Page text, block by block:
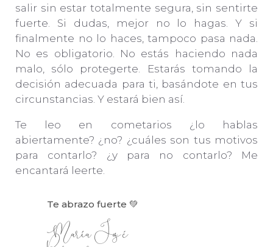
salir sin estar totalmente segura, sin sentirte
fuerte. Si dudas, mejor no lo hagas. Y si
finalmente no lo haces, tampoco pasa nada.
No es obligatorio. No estás haciendo nada
malo, sólo protegerte. Estarás tomando la
decisión adecuada para ti, basándote en tus
circunstancias. Y estará bien así.
Te leo en cometarios ¿lo hablas
abiertamente? ¿no? ¿cuáles son tus motivos
para contarlo? ¿y para no contarlo? Me
encantará leerte.
Te abrazo fuerte 💚
María José